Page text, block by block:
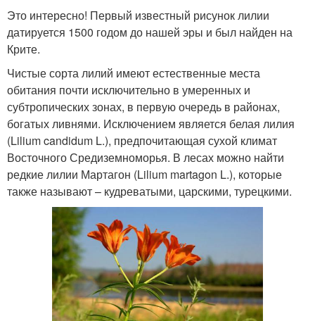
Это интересно! Первый известный рисунок лилии
датируется 1500 годом до нашей эры и был найден на
Крите.
Чистые сорта лилий имеют естественные места
обитания почти исключительно в умеренных и
субтропических зонах, в первую очередь в районах,
богатых ливнями. Исключением является белая лилия
(Lilium candidum L.), предпочитающая сухой климат
Восточного Средиземноморья. В лесах можно найти
редкие лилии Мартагон (Lilium martagon L.), которые
также называют – кудреватыми, царскими, турецкими.